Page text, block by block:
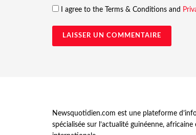
I agree to the Terms & Conditions and
Newsquotidien.com est une plateforme
spécialisée sur l’actualité guinéenne, africaine